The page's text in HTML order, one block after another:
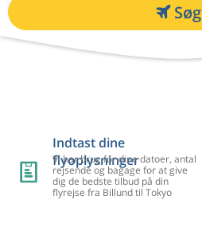
Søg
Indtast dine
flyoplysninger
Vi har brug for dine datoer, antal
rejsende og bagage for at give
dig de bedste tilbud på din
flyrejse fra Billund til Tokyo